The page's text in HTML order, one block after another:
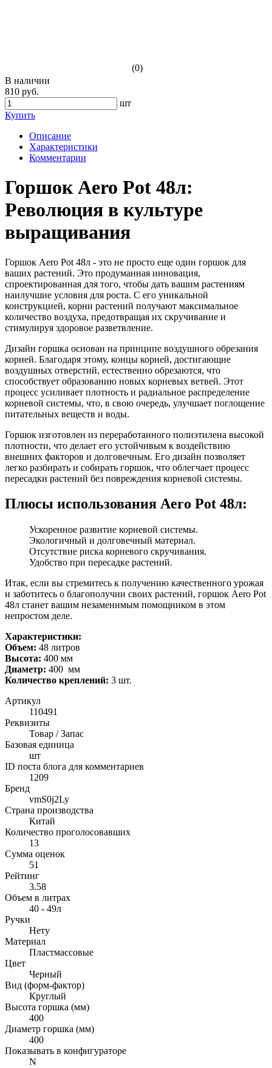
(0)
В наличии
810 руб.
шт
Купить
Описание
Характеристики
Комментарии
Горшок Aero Pot 48л:
Революция в культуре
выращивания
Горшок Aero Pot 48л - это не просто еще один горшок для
ваших растений. Это продуманная инновация,
спроектированная для того, чтобы дать вашим растениям
наилучшие условия для роста. С его уникальной
конструкцией, корни растений получают максимальное
количество воздуха, предотвращая их скручивание и
стимулируя здоровое разветвление.
Дизайн горшка основан на принципе воздушного обрезания
корней. Благодаря этому, концы корней, достигающие
воздушных отверстий, естественно обрезаются, что
способствует образованию новых корневых ветвей. Этот
процесс усиливает плотность и радиальное распределение
корневой системы, что, в свою очередь, улучшает поглощение
питательных веществ и воды.
Горшок изготовлен из переработанного полиэтилена высокой
плотности, что делает его устойчивым к воздействию
внешних факторов и долговечным. Его дизайн позволяет
легко разбирать и собирать горшок, что облегчает процесс
пересадки растений без повреждения корневой системы.
Плюсы использования Aero Pot 48л:
Ускоренное развитие корневой системы.
Экологичный и долговечный материал.
Отсутствие риска корневого скручивания.
Удобство при пересадке растений.
Итак, если вы стремитесь к получению качественного урожая
и заботитесь о благополучии своих растений, горшок Aero Pot
48л станет вашим незаменимым помощником в этом
непростом деле.
Характеристики:
Объем: 48 литров
Высота: 400 мм
Диаметр: 400 мм
Количество креплений: 3 шт.
Артикул
110491
Реквизиты
Товар / Запас
Базовая единица
шт
ID поста блога для комментариев
1209
Бренд
vmS0j2Ly
Страна производства
Китай
Количество проголосовавших
13
Сумма оценок
51
Рейтинг
3.58
Объем в литрах
40 - 49л
Ручки
Нету
Материал
Пластмассовые
Цвет
Черный
Вид (форм-фактор)
Круглый
Высота горшка (мм)
400
Диаметр горшка (мм)
400
Показывать в конфигураторе
N